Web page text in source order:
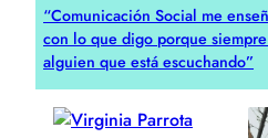
“Comunicación Social me
con lo que digo porque
alguien que está escuchando”